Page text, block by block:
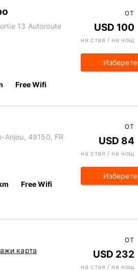
13 Autoroute
Free Wifi
ОТ
USD 100
на стая / на нощ
Изберете
Anjou, 49150, FR
Free Wifi
ОТ
USD 84
на стая / на нощ
Изберете
карта
ОТ
USD 232
на стая / на нощ